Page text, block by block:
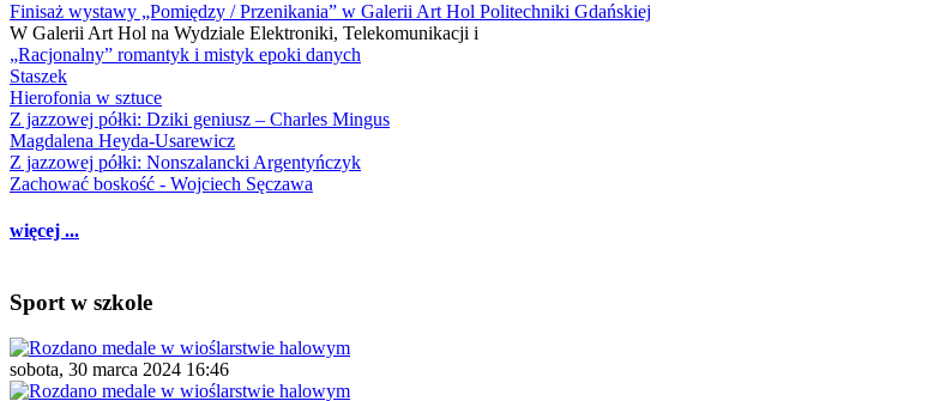
Finisaż wystawy „Pomiędzy / Przenikania” w Galerii Art Hol Politechniki Gdańskiej
W Galerii Art Hol na Wydziale Elektroniki, Telekomunikacji i
„Racjonalny” romantyk i mistyk epoki danych
Staszek
Hierofonia w sztuce
Z jazzowej półki: Dziki geniusz – Charles Mingus
Magdalena Heyda-Usarewicz
Z jazzowej półki: Nonszalancki Argentyńczyk
Zachować boskość - Wojciech Sęczawa
więcej ...
Sport w szkole
sobota, 30 marca 2024 16:46